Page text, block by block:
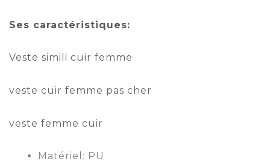
Ses caractéristiques:
Veste simili cuir femme
veste cuir femme pas cher
veste femme cuir
Matériel: PU